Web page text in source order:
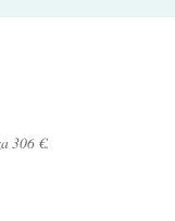
306 €.